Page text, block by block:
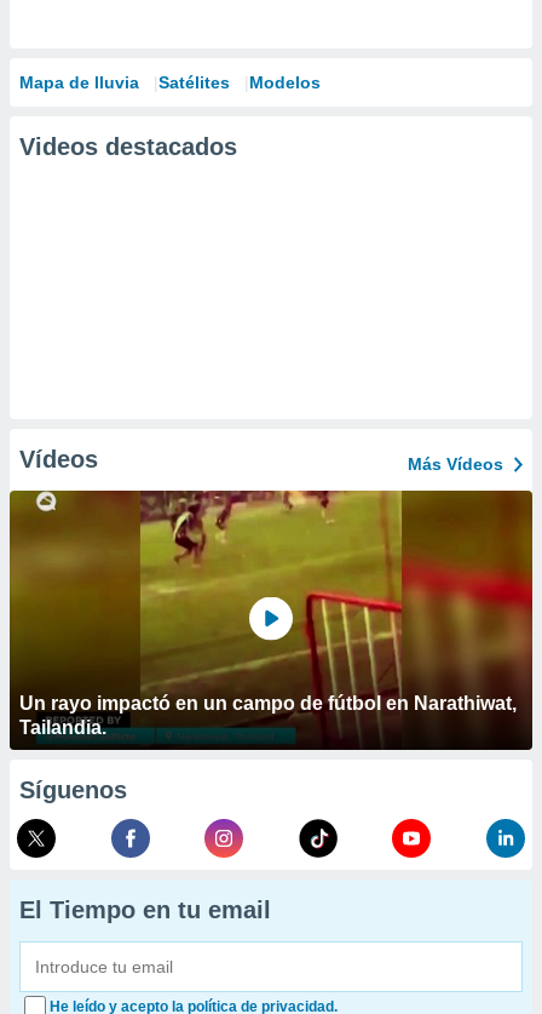
Mapa de lluvia Satélites Modelos
Videos destacados
Vídeos Más Vídeos
Un rayo impactó en un campo de fútbol en Narathiwat,
Tailandia.
Síguenos
El Tiempo en tu email
He leído y acepto la política de privacidad.